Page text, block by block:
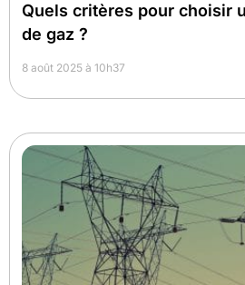
Quels critères pour choisir
de gaz ?
8 août 2025 à 10h37